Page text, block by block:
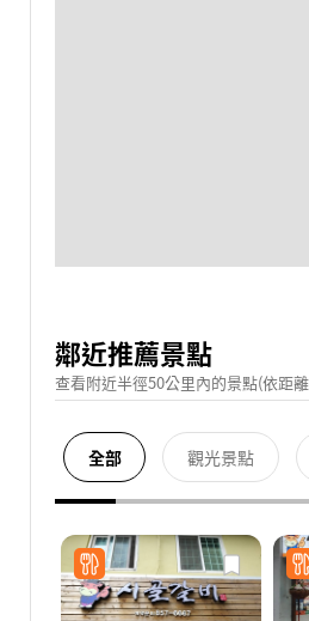
鄰近推薦景點
查看附近半徑50公里內的景點(依距
全部 觀光景點